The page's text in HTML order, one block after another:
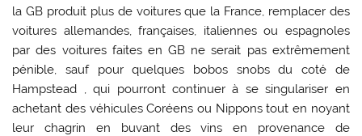
la GB produit plus de voitures que la France, remplacer des
voitures allemandes, françaises, italiennes ou espagnoles
par des voitures faites en GB ne serait pas extrêmement
pénible, sauf pour quelques bobos snobs du coté de
Hampstead , qui pourront continuer à se singulariser en
achetant des véhicules Coréens ou Nippons tout en noyant
leur chagrin en buvant des vins en provenance de